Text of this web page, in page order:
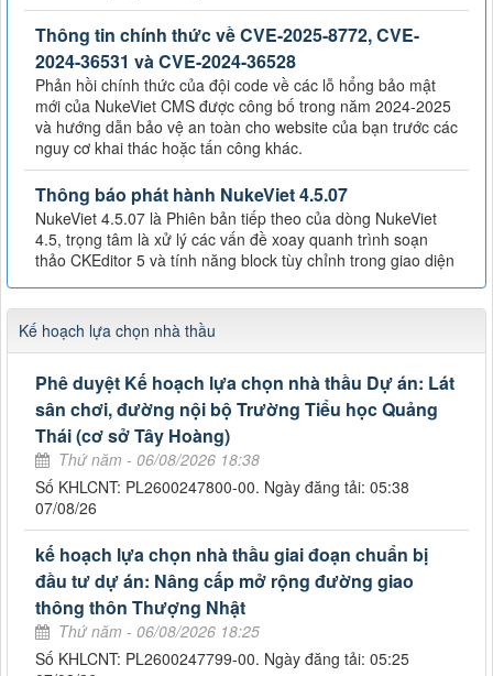
Thông tin chính thức về CVE-2025-8772, CVE-
2024-36531 và CVE-2024-36528
Phản hồi chính thức của đội code về các lỗ hổng bảo mật
mới của NukeViet CMS được công bố trong năm 2024-2025
và hướng dẫn bảo vệ an toàn cho website của bạn trước các
nguy cơ khai thác hoặc tấn công khác.
Thông báo phát hành NukeViet 4.5.07
NukeViet 4.5.07 là Phiên bản tiếp theo của dòng NukeViet
4.5, trọng tâm là xử lý các vấn đề xoay quanh trình soạn
thảo CKEditor 5 và tính năng block tùy chỉnh trong giao diện
Kế hoạch lựa chọn nhà thầu
Phê duyệt Kế hoạch lựa chọn nhà thầu Dự án: Lát
sân chơi, đường nội bộ Trường Tiểu học Quảng
Thái (cơ sở Tây Hoàng)
Thứ năm - 06/08/2026 18:38
Số KHLCNT: PL2600247800-00. Ngày đăng tải: 05:38
07/08/26
kế hoạch lựa chọn nhà thầu giai đoạn chuẩn bị
đầu tư dự án: Nâng cấp mở rộng đường giao
thông thôn Thượng Nhật
Thứ năm - 06/08/2026 18:25
Số KHLCNT: PL2600247799-00. Ngày đăng tải: 05:25